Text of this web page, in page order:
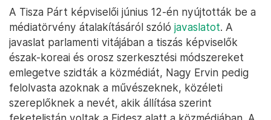
A Tisza Párt képviselői június 12-én nyújtották be a
médiatörvény átalakításáról szóló javaslatot. A
javaslat parlamenti vitájában a tiszás képviselők
észak-koreai és orosz szerkesztési módszereket
emlegetve szidták a közmédiát, Nagy Ervin pedig
felolvasta azoknak a művészeknek, közéleti
szereplőknek a nevét, akik állítása szerint